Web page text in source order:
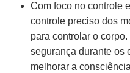
Com foco no controle
controle preciso dos
para controlar o
segurança durante os
melhorar a